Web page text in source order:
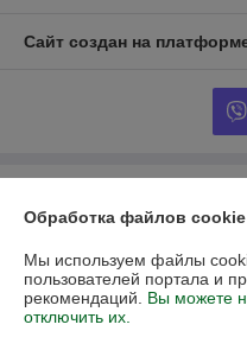
Сайт создан на
220118, г. Минск, ул. Кабушкина,
Регистрационный номер ЕГР:
Обработка файлов cookie
Мы используем файлы
пользователей портала и
рекомендаций. Вы можете
отключить их.